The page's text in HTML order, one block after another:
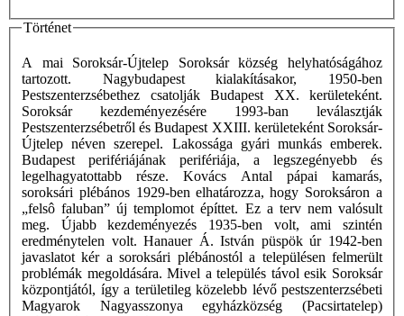
Történet
A mai Soroksár-Újtelep Soroksár község helyhatóságához
tartozott. Nagybudapest kialakításakor, 1950-ben
Pestszenterzsébethez csatolják Budapest XX. kerületeként.
Soroksár kezdeményezésére 1993-ban leválasztják
Pestszenterzsébetről és Budapest XXIII. kerületeként Soroksár-
Újtelep néven szerepel. Lakossága gyári munkás emberek.
Budapest perifériájának perifériája, a legszegényebb és
legelhagyatottabb része. Kovács Antal pápai kamarás,
soroksári plébános 1929-ben elhatározza, hogy Soroksáron a
„felsô faluban” új templomot építtet. Ez a terv nem valósult
meg. Újabb kezdeményezés 1935-ben volt, ami szintén
eredménytelen volt. Hanauer Á. István püspök úr 1942-ben
javaslatot kér a soroksári plébánostól a településen felmerült
problémák megoldására. Mivel a település távol esik Soroksár
központjától, így a területileg közelebb lévő pestszenterzsébeti
Magyarok Nagyasszonya egyházközség (Pacsirtatelep)